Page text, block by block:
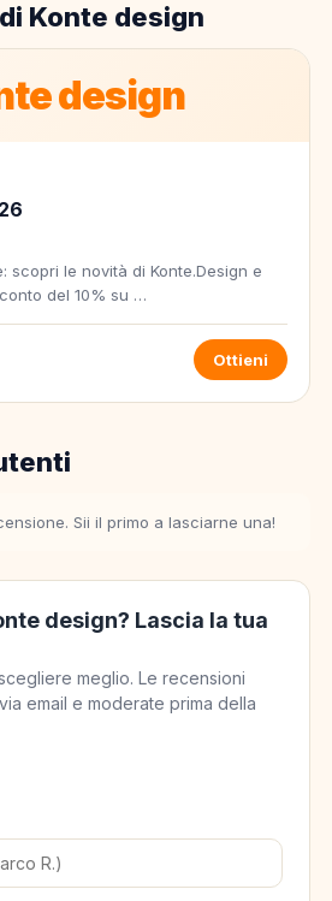
Konte design
design
scopri le novità di Konte.Design e
del 10% su …
Ottieni
Sii il primo a lasciarne una!
design? Lascia la tua
meglio. Le recensioni
email e moderate prima della